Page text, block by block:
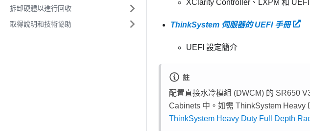
拆卸硬體以進行回收
取得說明和技術協助
XClarity Controller、LXPM 和
ThinkSystem 伺服器的 UEFI 手冊
UEFI 設定簡介
註
配置直接水冷模組 (DWCM) 的 SR650
Cabinets 中。如需 ThinkSystem Heavy
ThinkSystem Heavy Duty Full Depth